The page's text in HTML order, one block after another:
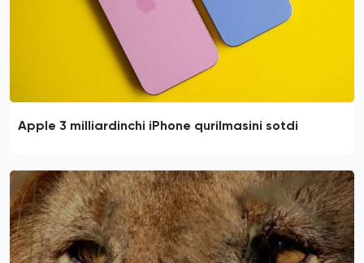
Apple 3 milliardinchi iPhone qurilmasini sotdi